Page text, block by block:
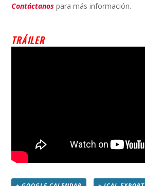
Contáctanos para más información.
TRÁILER